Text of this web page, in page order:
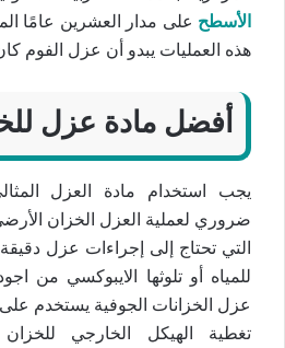
الأسطح على مدار العشرين عامًا
هذه العمليات يبدو أن عزل الفوم
أفضل مادة عزل
يجب استخدام مادة العزل
ضروري لعملية العزل الخزان
التي تحتاج إلى إجراءات عزل
للمياه أو تلوثها الايبوكسي من
عزل الخزانات الجوفية يستخدم
تغطية الهيكل الخارجي